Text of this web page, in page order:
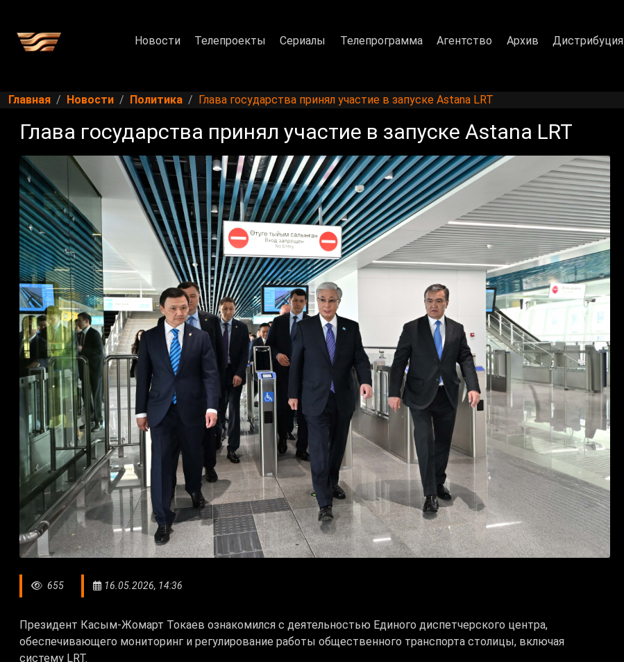
Новости Телепроекты Сериалы Телепрограмма Агентство Архив Дистрибуция
Главная Новости Политика Глава государства принял участие в запуске Astana LRT
Глава государства принял участие в запуске Astana LRT
655 16.05.2026, 14:36
Президент Касым-Жомарт Токаев ознакомился с деятельностью Единого диспетчерского центра,
обеспечивающего мониторинг и регулирование работы общественного транспорта столицы, включая
систему LRT.